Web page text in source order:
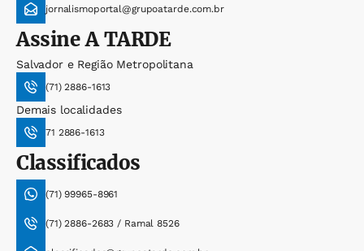
jornalismoportal@grupoatarde.com.br
AssineA TARDE
Salvador e Região Metropolitana
(71) 2886-1613
Demais localidades
71 2886-1613
Classificados
(71) 99965-8961
(71) 2886-2683 / Ramal 8526